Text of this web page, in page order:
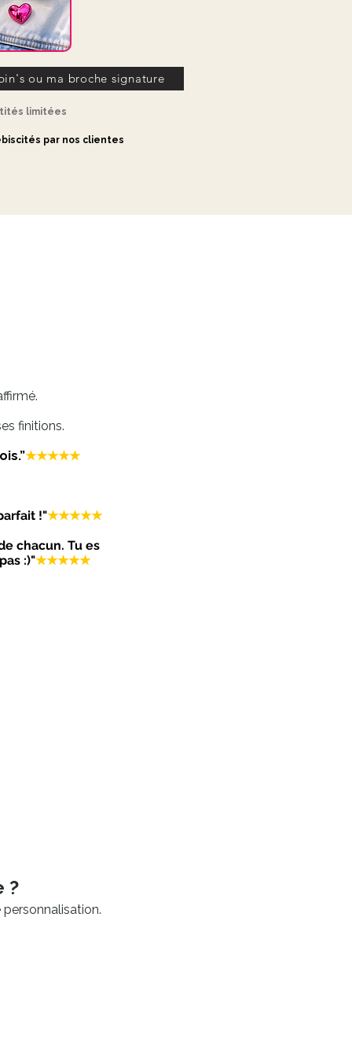
et peut présenter de légères
authenticité artisanale.
ou ma broche signature
limitées
par nos clientes
finitions.
★★★★★
!"★★★★★
chacun. Tu es
:)"★★★★★
?